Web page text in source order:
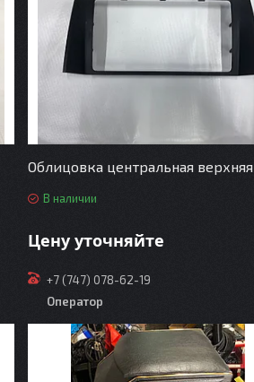
Облицовка центральная верхняя
В наличии
Цену уточняйте
+7 (747) 078-62-19
Оператор